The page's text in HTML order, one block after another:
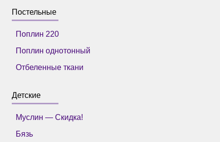
Постельные
Поплин 220
Поплин однотонный
Отбеленные ткани
Детские
Муслин — Скидка!
Бязь